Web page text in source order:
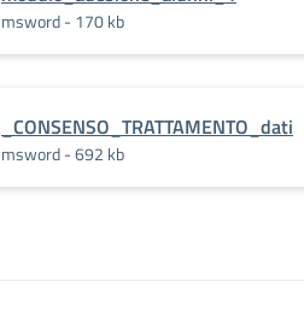
msword - 170 kb
_CONSENSO_TRATTAMENTO_dati
msword - 692 kb